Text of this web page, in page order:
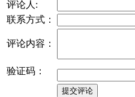
评论人:
联系方式：
评论内容：
验证码：